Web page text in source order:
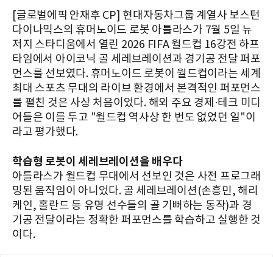
[글로벌에픽 안재후 CP] 현대자동차그룹 계열사 보스턴
다이나믹스의 휴머노이드 로봇 아틀라스가 7월 5일 뉴
저지 스타디움에서 열린 2026 FIFA 월드컵 16강전 하프
타임에서 아이코닉 골 세레브레이션과 경기공 전달 퍼포
먼스를 선보였다. 휴머노이드 로봇이 월드컵이라는 세계
최대 스포츠 무대의 라이브 환경에서 본격적인 퍼포먼스
를 펼친 것은 사상 처음이었다. 해외 주요 경제·테크 미디
어들은 이를 두고 "월드컵 역사상 한 번도 없었던 일"이
라고 평가했다.
학습형 로봇이 세레브레이션을 배우다
아틀라스가 월드컵 무대에서 선보인 것은 사전 프로그래
밍된 움직임이 아니었다. 골 세레브레이션(손흥민, 해리
케인, 홀란드 등 유명 선수들의 골 기뻐하는 동작)과 경
기공 전달이라는 정확한 퍼포먼스를 학습하고 실행한 것
이다.